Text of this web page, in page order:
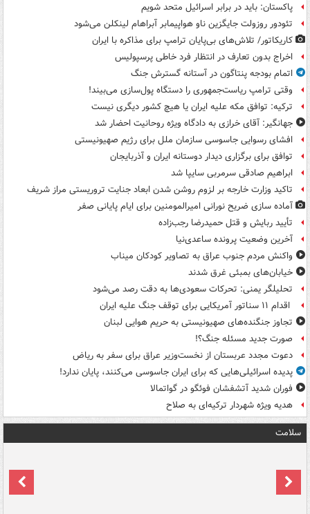
پاکستان: باید در برابر اسرائیل متحد شویم
تئودور روزولت جایگزین ناو هواپیمابر آبراهام لینکلن می‌شود
کاریکاتور/ تلاش‌های بی‌پایان ترامپ برای مذاکره با ایران
اخراج بدون تعارف در انتظار فرد خاطی پرسپولیس
اتمام بودجه پنتاگون در آستانه گسترش جنگ
وقتی ترامپ ریاست‌جمهوری را دستگاه پول‌سازی می‌بیند!
ترکیه: توافق مکه علیه ایران یا هیچ کشور دیگری نیست
جهانگیر: آقای خرازی به دادگاه ویژه روحانیت احضار شد
افشای رسوایی جاسوسی سازمان ملل برای رژیم صهیونیستی
توافق برای برگزاری دیدار دوستانه ایران و آذربایجان
ابراهیم صادقی سرمربی سایپا شد
تاکید وزارت خارجه بر لزوم روشن شدن ابعاد جنایت تروریستی مراز شریف
آماده سازی ضریح نورانی امیرالمومنین برای ایام پایانی صفر
تأیید ربایش و قتل حمیدرضا رجب‌زاده
آخرین وضعیت پرونده ساعدی‌نیا
واکنش مردم جنوب عراق به تصاویر کودکان میناب
خیابان‌های بمبئی غرق شدند
تحلیلگر یمنی: تحرکات سعودی‌ها به دقت رصد می‌شود
اقدام ۱۱ سناتور آمریکایی برای توقف جنگ علیه ایران
تجاوز جنگنده‌های صهیونیستی به حریم هوایی لبنان
صورت جدید مسئله جنگ؟!
دعوت مجدد عربستان از نخست‌وزیر عراق برای سفر به ریاض
پدیده اسرائیلی‌هایی که برای ایران جاسوسی می‌کنند، پایان ندارد!
فوران شدید آتشفشان فوئگو در گواتمالا
هدیه ویژه شهردار ترکیه‌ای به صلاح
سلامت